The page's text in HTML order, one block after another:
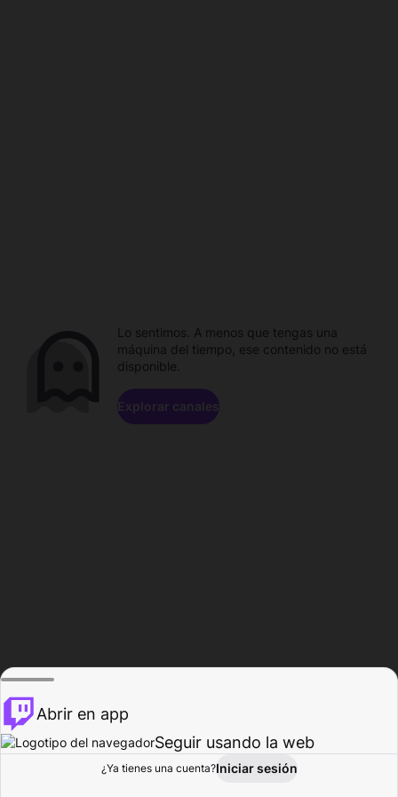
Explorar Actividad
Lo sentimos. A menos que tengas una
máquina del tiempo, ese contenido no está
disponible.
Explorar canales
Abrir en app
Seguir usando la web
¿Ya tienes una cuenta?Iniciar sesión